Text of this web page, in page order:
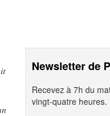
Newsletter de
Recevez à 7h du
vingt-quatre heures.